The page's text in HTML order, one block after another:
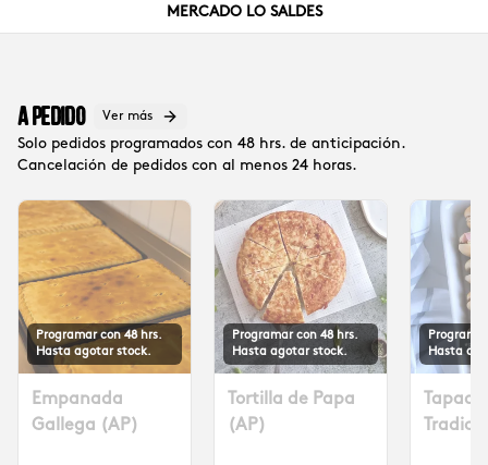
MERCADO LO SALDES
A Pedido Ver más
Solo pedidos programados con 48 hrs. de anticipación.
Cancelación de pedidos con al menos 24 horas.
Programar con 48 hrs.
Hasta agotar stock.
Empanada
Gallega (AP)
Programar con 48 hrs.
Hasta agotar stock.
Tortilla de Papa
(AP)
Hasta